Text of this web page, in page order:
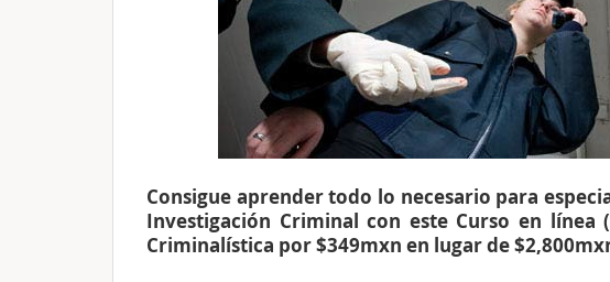
Consigue aprender todo lo necesario para
Investigación Criminal con este Curso en línea
Criminalística por $349mxn en lugar de